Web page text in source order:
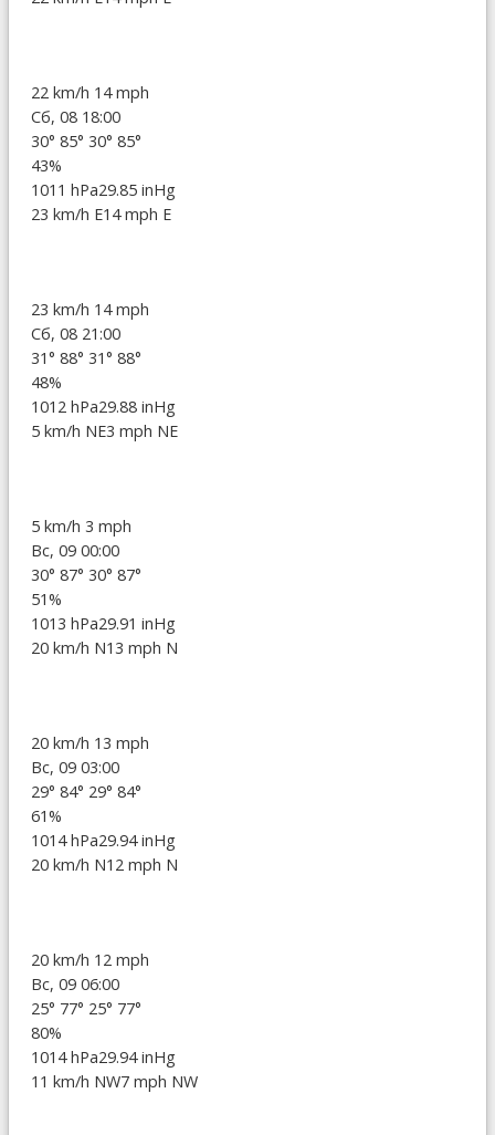
22 km/h 14 mph
Сб, 08 18:00
30° 85° 30° 85°
43%
1011 hPa29.85 inHg
23 km/h E14 mph E
23 km/h 14 mph
Сб, 08 21:00
31° 88° 31° 88°
48%
1012 hPa29.88 inHg
5 km/h NE3 mph NE
5 km/h 3 mph
Вс, 09 00:00
30° 87° 30° 87°
51%
1013 hPa29.91 inHg
20 km/h N13 mph N
20 km/h 13 mph
Вс, 09 03:00
29° 84° 29° 84°
61%
1014 hPa29.94 inHg
20 km/h N12 mph N
20 km/h 12 mph
Вс, 09 06:00
25° 77° 25° 77°
80%
1014 hPa29.94 inHg
11 km/h NW7 mph NW